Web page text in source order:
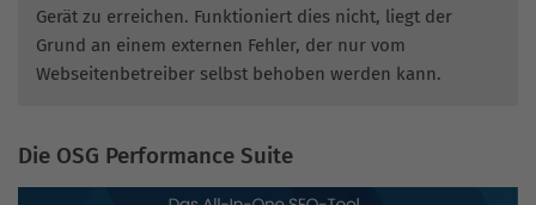
Gerät zu erreichen. Funktioniert dies nicht, liegt der
Grund an einem externen Fehler, der nur vom
Webseitenbetreiber selbst behoben werden kann.
Die OSG Performance Suite